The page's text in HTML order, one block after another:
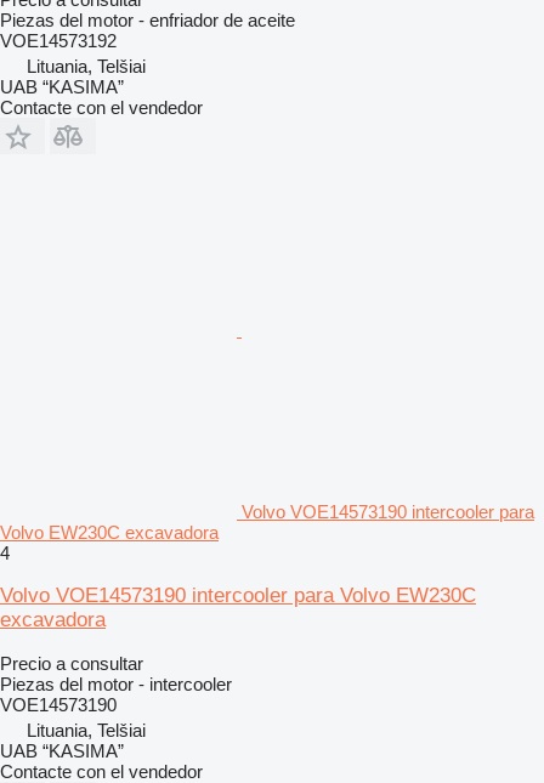
Piezas del motor - enfriador de aceite
VOE14573192
Lituania, Telšiai
UAB “KASIMA”
Contacte con el vendedor
Volvo VOE14573190 intercooler para
Volvo EW230C excavadora
4
Volvo VOE14573190 intercooler para Volvo EW230C
excavadora
Precio a consultar
Piezas del motor - intercooler
VOE14573190
Lituania, Telšiai
UAB “KASIMA”
Contacte con el vendedor